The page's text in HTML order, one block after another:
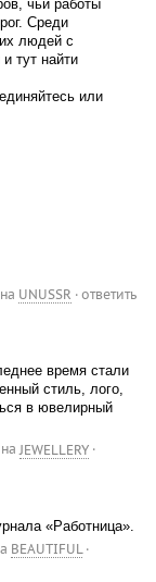
чьи работы
Среди
людей с
тут найти
или
UNUSSR · ответить
время стали
стиль, лого,
в ювелирный
на JEWELLERY ·
«Работница».
BEAUTIFUL ·